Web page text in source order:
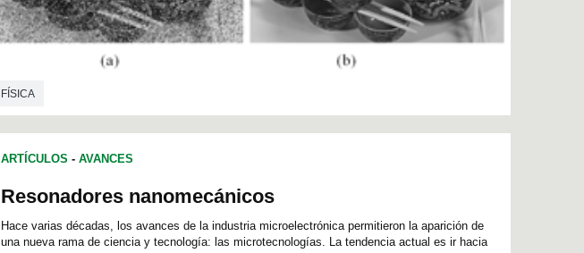
FÍSICA
ARTÍCULOS - AVANCES
Resonadores nanomecánicos
Hace varias décadas, los avances de la industria microelectrónica permitieron la aparición de
una nueva rama de ciencia y tecnología: las microtecnologías. La tendencia actual es ir hacia